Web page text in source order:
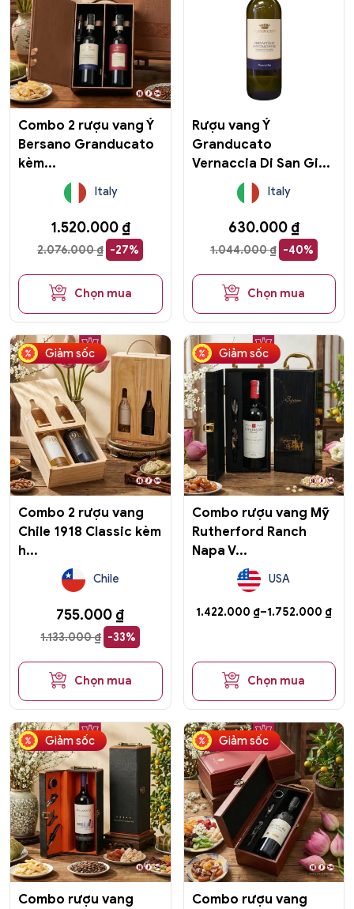
Combo 2 rượu vang Ý
Bersano Granducato
kèm...
Italy
2.076.000₫ -27%
1.520.000 ₫
Chọn mua
Rượu vang Ý
Granducato
Vernaccia Di San Gi...
Italy
1.044.000₫ -40%
630.000 ₫
Chọn mua
Giảm sốc
Combo 2 rượu vang
Chile 1918 Classic kèm
h...
Chile
1.133.000₫ -33%
755.000 ₫
Chọn mua
Giảm sốc
Combo rượu vang Mỹ
Rutherford Ranch
Napa V...
USA
1.422.000 ₫–1.752.000 ₫
Khoảng
1.422.000 ₫
đến
Chọn mua
Sản
phẩm
này
có
nhiều
biến
thể.
Các
tùy
chọn
có
thể
chọn
sản
Giảm sốc
Combo rượu vang
Giảm sốc
Combo rượu vang